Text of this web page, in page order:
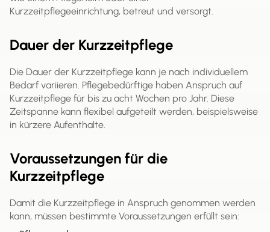
Kurzzeitpflegeeinrichtung, betreut und versorgt.
Dauer der Kurzzeitpflege
Die Dauer der Kurzzeitpflege kann je nach individuellem
Bedarf variieren. Pflegebedürftige haben Anspruch auf
Kurzzeitpflege für bis zu acht Wochen pro Jahr. Diese
Zeitspanne kann flexibel aufgeteilt werden, beispielsweise
in kürzere Aufenthalte.
Voraussetzungen für die
Kurzzeitpflege
Damit die Kurzzeitpflege in Anspruch genommen werden
kann, müssen bestimmte Voraussetzungen erfüllt sein: